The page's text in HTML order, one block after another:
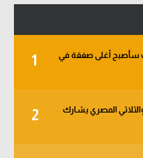
1
سأصبح أغلى صفقة في
2
- الأهلي يبدأ من دور الـ 32.. والثلاثي المصري يشارك